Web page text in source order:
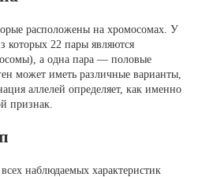
расположены на хромосомах. У
которых 22 пары являются
а одна пара — половые
может иметь различные варианты,
аллелей определяет, как именно
признак.
наблюдаемых характеристик